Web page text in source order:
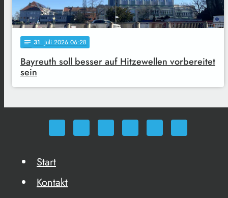
notes 31. Juli 2026 06:28
Bayreuth soll besser auf Hitzewellen vorbereitet
sein
Start
Kontakt